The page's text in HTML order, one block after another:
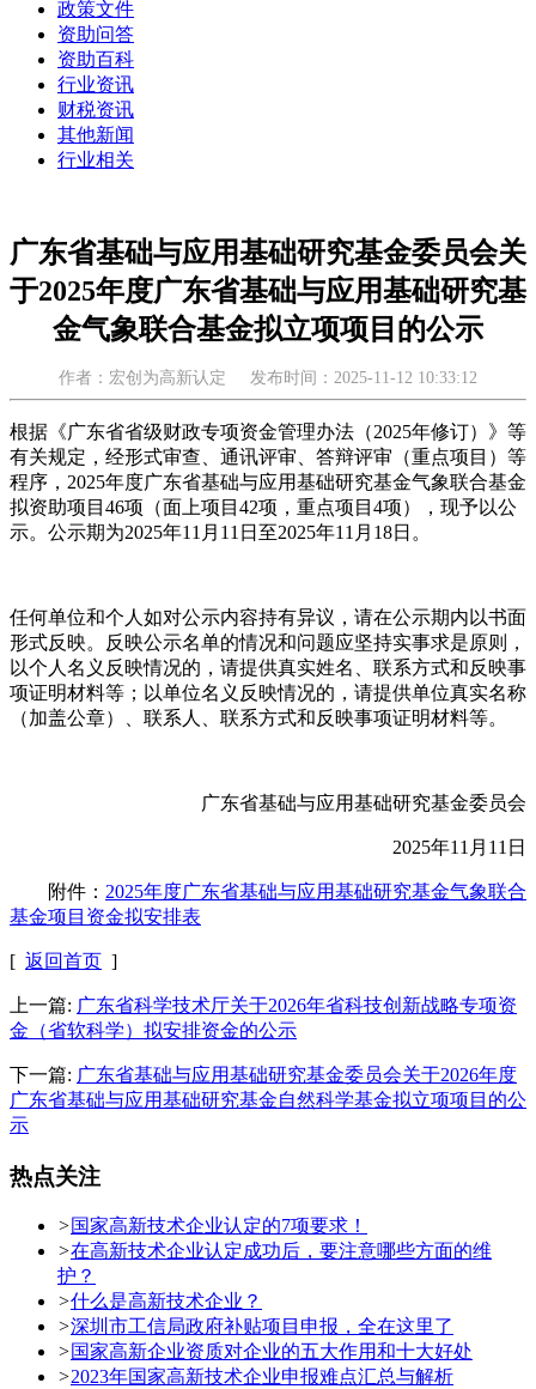
政策文件
资助问答
资助百科
行业资讯
财税资讯
其他新闻
行业相关
广东省基础与应用基础研究基金委员会关
于2025年度广东省基础与应用基础研究基
金气象联合基金拟立项项目的公示
作者：宏创为高新认定 发布时间：2025-11-12 10:33:12
根据《广东省省级财政专项资金管理办法（2025年修订）》等
有关规定，经形式审查、通讯评审、答辩评审（重点项目）等
程序，2025年度广东省基础与应用基础研究基金气象联合基金
拟资助项目46项（面上项目42项，重点项目4项），现予以公
示。公示期为2025年11月11日至2025年11月18日。
任何单位和个人如对公示内容持有异议，请在公示期内以书面
形式反映。反映公示名单的情况和问题应坚持实事求是原则，
以个人名义反映情况的，请提供真实姓名、联系方式和反映事
项证明材料等；以单位名义反映情况的，请提供单位真实名称
（加盖公章）、联系人、联系方式和反映事项证明材料等。
广东省基础与应用基础研究基金委员会
2025年11月11日
附件： 2025年度广东省基础与应用基础研究基金气象联合
基金项目资金拟安排表
[ 返回首页 ]
上一篇: 广东省科学技术厅关于2026年省科技创新战略专项资
金（省软科学）拟安排资金的公示
下一篇: 广东省基础与应用基础研究基金委员会关于2026年度
广东省基础与应用基础研究基金自然科学基金拟立项项目的公
示
热点关注
>国家高新技术企业认定的7项要求！
>在高新技术企业认定成功后，要注意哪些方面的维
护？
>什么是高新技术企业？
>深圳市工信局政府补贴项目申报，全在这里了
>国家高新企业资质对企业的五大作用和十大好处
>2023年国家高新技术企业申报难点汇总与解析